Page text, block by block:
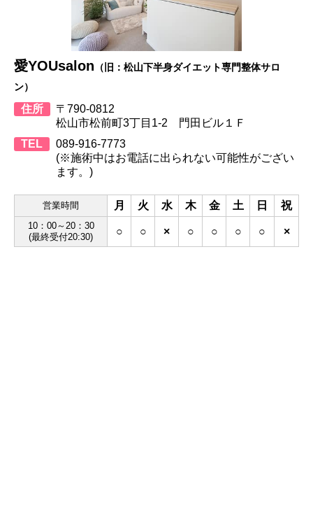
愛YOUsalon （旧：松山下半身ダイエット専門整体サロ
ン）
住所
〒790-0812
松山市松前町3丁目1-2 門田ビル１Ｆ
TEL
089-916-7773
(※施術中はお電話に出られない可能性がござい
ます。)
営業時間 月 火 水 木 金 土 日 祝
10：00～20：30
(最終受付20:30)
○ ○ × ○ ○ ○ ○ ×